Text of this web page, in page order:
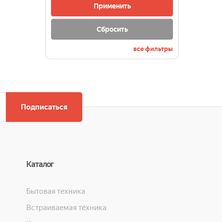
STEBA
VITEK
Применить
Сбросить
все фильтры
Подписаться
Каталог
Бытовая техника
Встраиваемая техника